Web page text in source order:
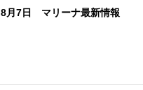
8月7日 マリーナ最新情報